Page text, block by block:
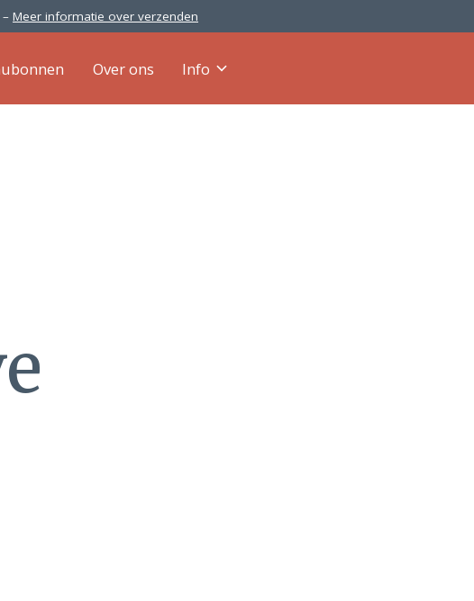
Meer informatie over verzenden
Over ons Info